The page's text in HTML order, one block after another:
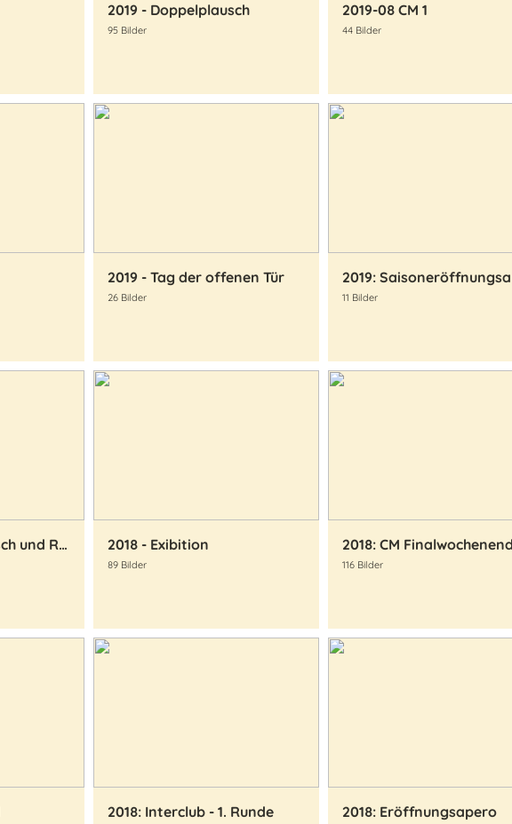
2019 - Doppelplausch
95 Bilder
2019-08 CM 1
44 Bilder
2019 - Tag der offenen Tür
26 Bilder 11 Bilder
2018 - Doppelplausch und Raclette-Essen 2018 - Exibition
89 Bilder
2018: CM
116 Bilder
2018: Interclub - 1. Runde 2018: Eröffnungsapero